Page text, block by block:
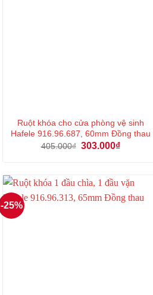
Ruột khóa cho cửa phòng vệ sinh
Hafele 916.96.687, 60mm Đồng thau
405.000₫ Giá
303.000₫Giá
303.000₫.
-25%